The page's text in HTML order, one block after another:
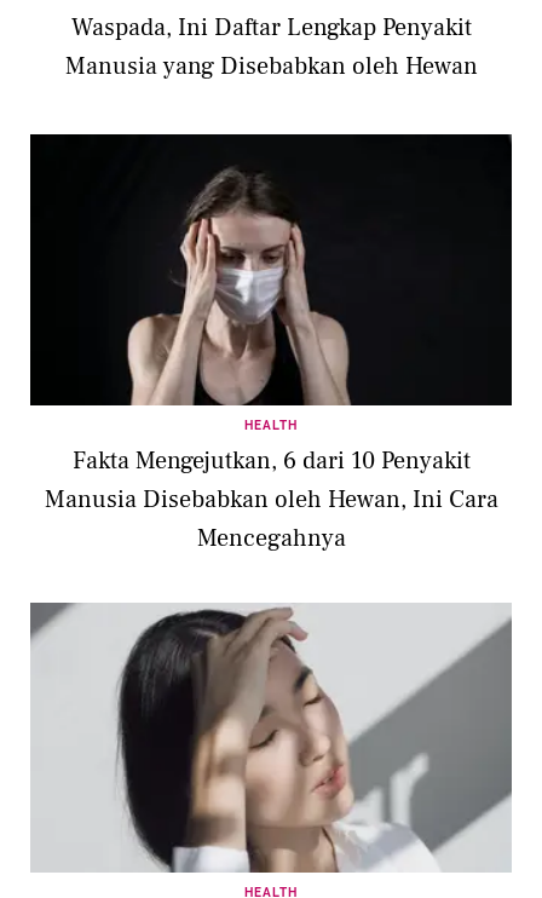
Waspada, Ini Daftar Lengkap Penyakit
Manusia yang Disebabkan oleh Hewan
HEALTH
Fakta Mengejutkan, 6 dari 10 Penyakit
Manusia Disebabkan oleh Hewan, Ini Cara
Mencegahnya
HEALTH